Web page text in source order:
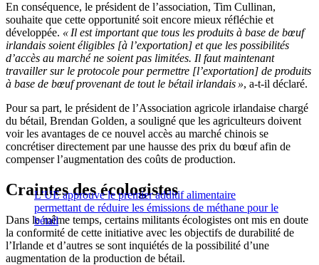
En conséquence, le président de l’association, Tim Cullinan,
souhaite que cette opportunité soit encore mieux réfléchie et
développée. « Il est important que tous les produits à base de bœuf
irlandais soient éligibles [à l’exportation] et que les possibilités
d’accès au marché ne soient pas limitées. Il faut maintenant
travailler sur le protocole pour permettre [l’exportation] de produits
à base de bœuf provenant de tout le bétail irlandais », a-t-il déclaré.
Pour sa part, le président de l’Association agricole irlandaise chargé
du bétail, Brendan Golden, a souligné que les agriculteurs doivent
voir les avantages de ce nouvel accès au marché chinois se
concrétiser directement par une hausse des prix du bœuf afin de
compenser l’augmentation des coûts de production.
L’UE approuve le premier additif alimentaire
permettant de réduire les émissions de méthane pour le
bétail
Craintes des écologistes
Dans le même temps, certains militants écologistes ont mis en doute
la conformité de cette initiative avec les objectifs de durabilité de
l’Irlande et d’autres se sont inquiétés de la possibilité d’une
augmentation de la production de bétail.